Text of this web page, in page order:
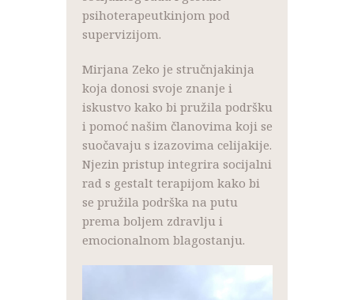
psihoterapeutkinjom pod
supervizijom.
Mirjana Zeko je stručnjakinja
koja donosi svoje znanje i
iskustvo kako bi pružila podršku
i pomoć našim članovima koji se
suočavaju s izazovima celijakije.
Njezin pristup integrira socijalni
rad s gestalt terapijom kako bi
se pružila podrška na putu
prema boljem zdravlju i
emocionalnom blagostanju.